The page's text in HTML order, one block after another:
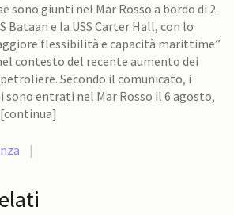
sono giunti nel Mar Rosso a bordo di 2
Bataan e la USS Carter Hall, con lo
flessibilità e capacità marittime”
contesto del recente aumento dei
Secondo il comunicato, i
entrati nel Mar Rosso il 6 agosto,
|